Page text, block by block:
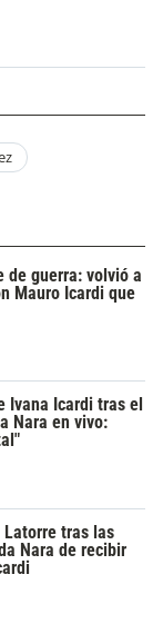
de guerra: volvió a
Mauro Icardi que
Ivana Icardi tras el
Nara en vivo:
tras las
Nara de recibir